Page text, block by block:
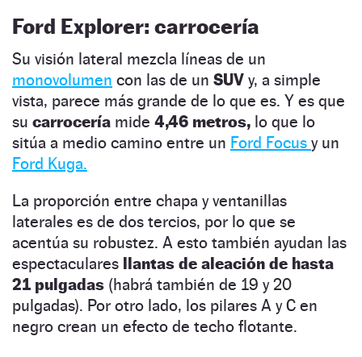
Ford Explorer: carrocería
Su visión lateral mezcla líneas de un
monovolumen con las de un SUV y, a simple
vista, parece más grande de lo que es. Y es que
su carrocería mide 4,46 metros, lo que lo
sitúa a medio camino entre un Ford Focus y un
Ford Kuga.
La proporción entre chapa y ventanillas
laterales es de dos tercios, por lo que se
acentúa su robustez. A esto también ayudan las
espectaculares llantas de aleación de hasta
21 pulgadas (habrá también de 19 y 20
pulgadas). Por otro lado, los pilares A y C en
negro crean un efecto de techo flotante.